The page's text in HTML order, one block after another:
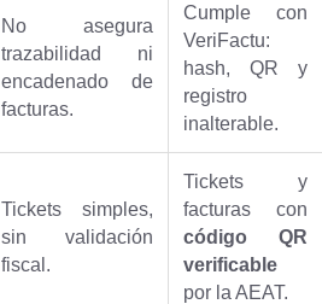
No asegura
trazabilidad ni
encadenado de
facturas.
Cumple con
VeriFactu:
hash, QR y
registro
inalterable.
Tickets simples,
sin validación
fiscal.
Tickets y
facturas con
código QR
verificable
por la AEAT.